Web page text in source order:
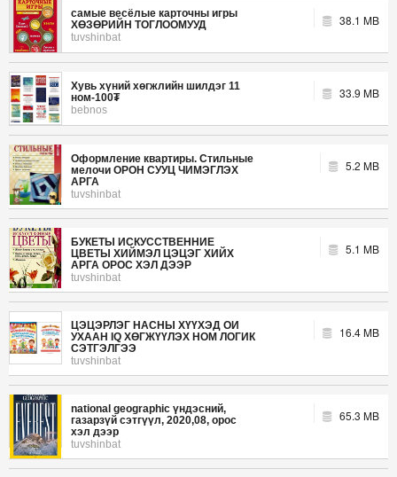
самые весёлые карточны игры
ХӨЗӨРИЙН ТОГЛООМУУД
tuvshinbat
38.1 MB
Хувь хүний хөгжлийн шилдэг 11
ном-100₮
bebnos
33.9 MB
Оформление квартиры. Стильные
мелочи ОРОН СУУЦ ЧИМЭГЛЭХ
АРГА
tuvshinbat
5.2 MB
БУКЕТЫ ИСКУССТВЕННИЕ
ЦВЕТЫ ХИЙМЭЛ ЦЭЦЭГ ХИЙХ
АРГА ОРОС ХЭЛ ДЭЭР
tuvshinbat
5.1 MB
ЦЭЦЭРЛЭГ НАСНЫ ХҮҮХЭД ОЙ
УХААН IQ ХӨГЖҮҮЛЭХ НОМ ЛОГИК
СЭТГЭЛГЭЭ
tuvshinbat
16.4 MB
national geographic үндэсний,
газарзүй сэтгүүл, 2020,08, орос
хэл дээр
tuvshinbat
65.3 MB